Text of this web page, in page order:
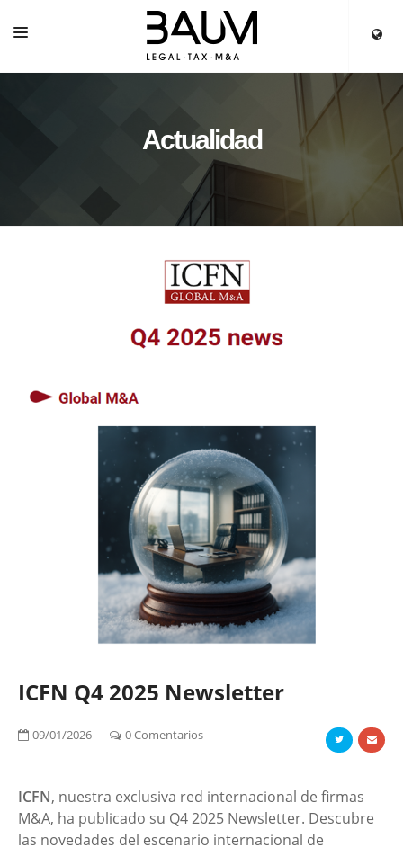
ACTUALIDAD
Actualidad
ICFN Q4 2025 Newsletter
09/01/2026 0 Comentarios
ICFN, nuestra exclusiva red internacional de firmas
M&A, ha publicado su Q4 2025 Newsletter. Descubre
las novedades del escenario internacional de